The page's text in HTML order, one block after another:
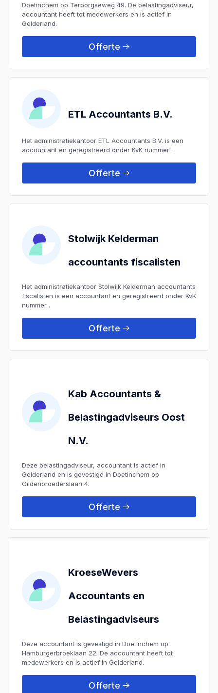
Doetinchem op Terborgseweg 49. De belastingadviseur,
accountant heeft tot medewerkers en is actief in
Gelderland.
Offerte
ETL Accountants B.V.
Het administratiekantoor ETL Accountants B.V. is een
accountant en geregistreerd onder KvK nummer .
Offerte
Stolwijk Kelderman
accountants fiscalisten
Het administratiekantoor Stolwijk Kelderman accountants
fiscalisten is een accountant en geregistreerd onder KvK
nummer .
Offerte
Kab Accountants &
Belastingadviseurs Oost
N.V.
Deze belastingadviseur, accountant is actief in
Gelderland en is gevestigd in Doetinchem op
Gildenbroederslaan 4.
Offerte
KroeseWevers
Accountants en
Belastingadviseurs
Deze accountant is gevestigd in Doetinchem op
Hamburgerbroeklaan 22. De accountant heeft tot
medewerkers en is actief in Gelderland.
Offerte